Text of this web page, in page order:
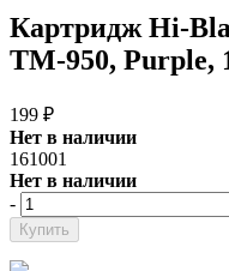
Картридж Hi-
TM-950, Purple,
199 ₽
Нет в наличии
161001
Нет в наличии
-